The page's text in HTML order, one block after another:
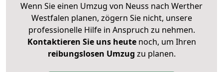
Wenn Sie einen Umzug von Neuss nach Werther
Westfalen planen, zögern Sie nicht, unsere
professionelle Hilfe in Anspruch zu nehmen.
Kontaktieren Sie uns heutenoch, um Ihren
reibungslosen Umzug zu planen.